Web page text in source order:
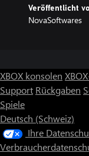
Choose a
Start guessing
🎯 Ready to
Download
Veröffentlicht
NovaSoftwares
XBOX konsolen
Support Rückgaben
Spiele
Deutsch (Schweiz)
Ihre